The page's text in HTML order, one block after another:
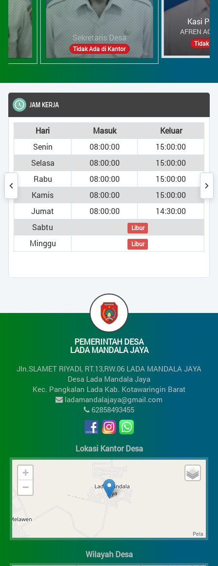
Sekretaris Desa
Tidak Ada di Kantor
Kasi Pemerintahan
AFREN AGUS AFRILIANTO
Tidak Ada di Kantor
JAM KERJA
Hari Masuk
Keluar
Senin
08:00:00
15:00:00
Selasa
08:00:00
15:00:00
Rabu
08:00:00
15:00:00
Kamis
08:00:00
15:00:00
Jumat
08:00:00
14:30:00
Sabtu
Libur
Minggu Libur
PEMERINTAH DESA
LADA MANDALA JAYA
Jln.SLAMET RIYADI, RT.13,RW.06 LADA MANDALA JAYA
Desa Lada Mandala Jaya
Kec. Pangkalan Lada Kab. Kotawaringin Barat
ladamandalajaya@gmail.com
62858493455
Lokasi Kantor Desa
+
−
Wilayah Desa